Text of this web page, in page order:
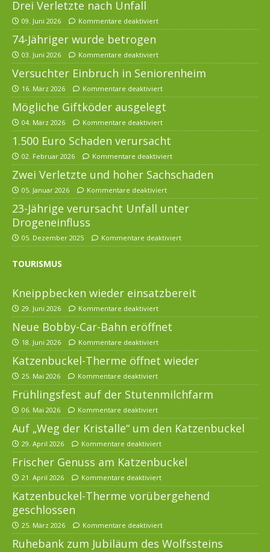
Drei Verletzte nach Unfall
09. Juni 2026 Kommentare deaktiviert
74-Jähriger wurde betrogen
03. Juni 2026 Kommentare deaktiviert
Versuchter Einbruch in Seniorenheim
16. März 2026 Kommentare deaktiviert
Mögliche Giftköder ausgelegt
04. März 2026 Kommentare deaktiviert
1.500 Euro Schaden verursacht
02. Februar 2026 Kommentare deaktiviert
Zwei Verletzte und hoher Sachschaden
05. Januar 2026 Kommentare deaktiviert
23-Jährige verursacht Unfall unter
Drogeneinfluss
05. Dezember 2025 Kommentare deaktiviert
TOURISMUS
Kneippbecken wieder einsatzbereit
29. Juni 2026 Kommentare deaktiviert
Neue Bobby-Car-Bahn eröffnet
18. Juni 2026 Kommentare deaktiviert
Katzenbuckel-Therme öffnet wieder
25. Mai 2026 Kommentare deaktiviert
Frühlingsfest auf der Stutenmilchfarm
06. Mai 2026 Kommentare deaktiviert
Auf „Weg der Kristalle“ um den Katzenbuckel
29. April 2026 Kommentare deaktiviert
Frischer Genuss am Katzenbuckel
21. April 2026 Kommentare deaktiviert
Katzenbuckel-Therme vorübergehend
geschlossen
25. März 2026 Kommentare deaktiviert
Ruhebank zum Jubiläum des Wolfssteins